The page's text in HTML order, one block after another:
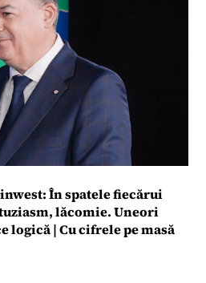
În spatele fiecărui
lăcomie. Uneori
logică | Cu cifrele pe masă